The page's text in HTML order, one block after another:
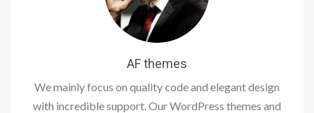
AF themes
We mainly focus on quality code and elegant design
with incredible support. Our WordPress themes and